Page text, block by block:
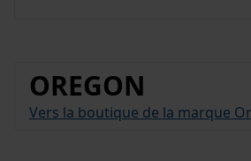
OREGON
Vers la boutique de la marque